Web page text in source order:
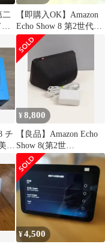
二
【即購入OK】Amazon
Echo Show 8 第2世代
A8H3N2
チ
品
¥8,800
【良品】Amazon Echo
Show 8(第2世
代)/A8H3N2/スマートデ
ィスプレイ
¥4,500